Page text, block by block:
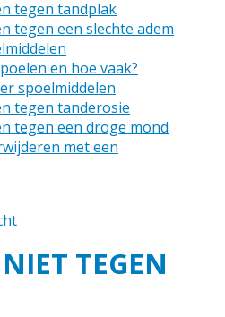
tegen tandplak
tegen een slechte adem
en hoe vaak?
spoelmiddelen
tegen tanderosie
tegen een droge mond
met een
TEGEN